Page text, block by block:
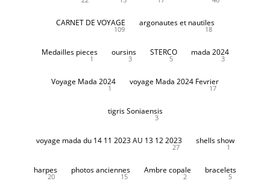
CARNET DE VOYAGE
109
argonautes et nautiles
18
Medailles pieces
1
oursins
3
STERCO
5
mada 2024
3
Voyage Mada 2024
1
voyage Mada 2024 Fevrier
17
tigris Soniaensis
3
voyage mada du 14 11 2023 AU 13 12 2023
27
shells show
1
harpes
20
photos anciennes
15
Ambre copale
2
bracelets
5